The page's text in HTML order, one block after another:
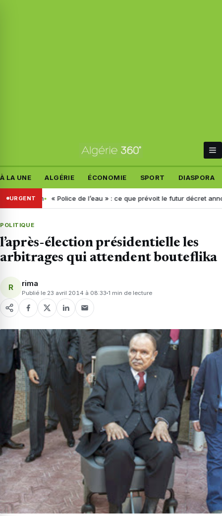
À LA UNE ALGÉRIE ÉCONOMIE SPORT DIASPORA
URGENT« Police de l’eau » : ce que prévoit le futur décret annoncé
POLITIQUE
l’après-élection présidentielle les
arbitrages qui attendent bouteflika
R rima
Publié le 23 avril 2014 à 08:33 1 min de lecture